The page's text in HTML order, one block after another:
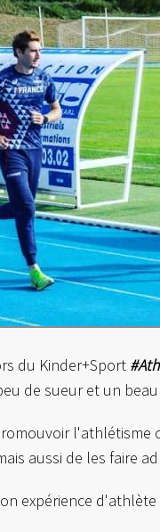
du Kinder+Sport
de sueur et un
l'athlétisme
aussi de les faire
expérience